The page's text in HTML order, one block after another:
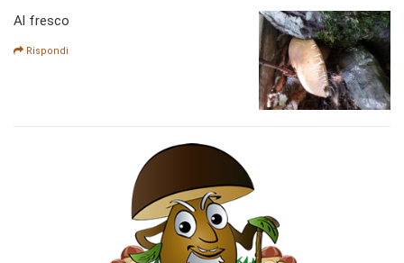
Al fresco
Rispondi